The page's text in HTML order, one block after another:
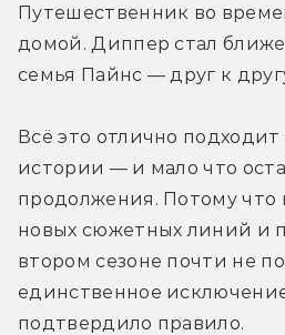
Путешественник во
домой. Диппер стал
семья Пайнс — друг к
Всё это отлично
истории — и мало что
продолжения. Потому
новых сюжетных линий и
втором сезоне почти не
единственное
подтвердило правило.